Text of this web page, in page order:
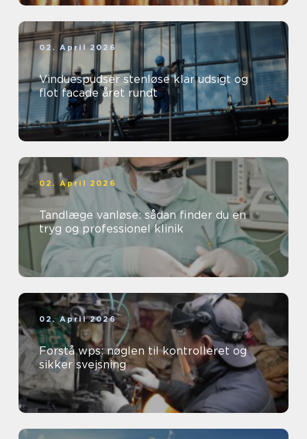
02. April 2026
Vinduespudser stenløse klar udsigt og
flot facade året rundt
02. April 2026
Tandlæge vanløse: sådan finder du en
tryg og professionel klinik
02. April 2026
Forstå wps: nøglen til kontrolleret og
sikker svejsning